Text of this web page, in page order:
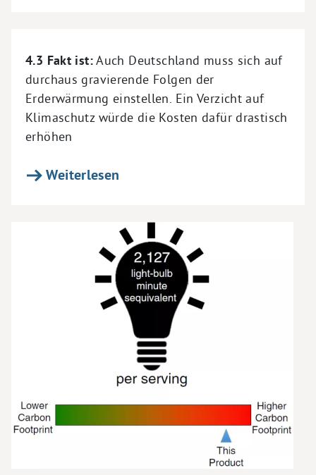
4.3 Fakt ist:Auch Deutschland muss sich auf
durchaus gravierende Folgen der
Erderwärmung einstellen. Ein Verzicht auf
Klimaschutz würde die Kosten dafür drastisch
erhöhen
Weiterlesen